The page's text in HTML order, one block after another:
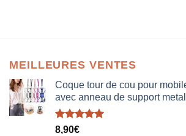
MEILLEURES VENTES
Coque tour de cou pour
avec anneau de support
Note5.00
8,90€